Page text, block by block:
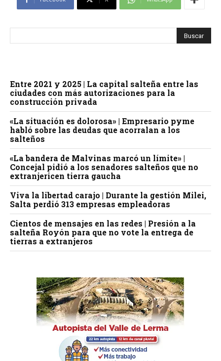
Entre 2021 y 2025 | La capital salteña entre las
ciudades con más autorizaciones para la
construcción privada
«La situación es dolorosa» | Empresario pyme
habló sobre las deudas que acorralan a los
salteños
«La bandera de Malvinas marcó un límite» |
Concejal pidió a los senadores salteños que no
extranjericen tierra gaucha
Viva la libertad carajo | Durante la gestión Milei,
Salta perdió 313 empresas empleadoras
Cientos de mensajes en las redes | Presión a la
salteña Royón para que no vote la entrega de
tierras a extranjeros